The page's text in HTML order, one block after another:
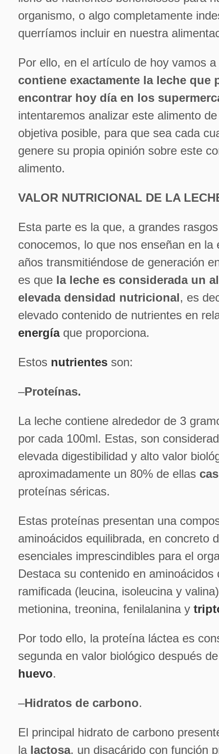
organismo, o algo completamente
querríamos incluir en nuestra
Por ello, en el artículo de hoy vamos
contiene exactamente la leche que
encontrar hoy día en los
intentaremos analizar este alimento
objetiva posible, para que sea cada
genere su propia opinión sobre este
alimento.
VALOR NUTRICIONAL DE LA
Esta parte es la que, a grandes
conocemos, lo que nos enseñan en la
años transmitiéndose de generación
es que la leche es considerada un
elevada densidad nutricional, es
elevado contenido de nutrientes en
energíaque proporciona.
Estos nutrientes son:
–Proteínas.
La leche contiene alrededor de 3
por cada 100ml. Estas, son
elevada digestibilidad y alto valor
aproximadamente un 80% de ellas
proteínas séricas.
Estas proteínas presentan una
aminoácidos equilibrada, en concreto
esenciales imprescindibles para el
Destaca su contenido en aminoácidos
ramiﬁcada (leucina, isoleucina y
metionina, treonina, fenilalanina y
Por todo ello, la proteína láctea es
segunda en valor biológico después
huevo.
–Hidratos de carbono.
El principal hidrato de carbono
la lactosa, un disacárido con función